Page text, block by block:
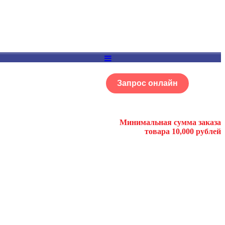
Запрос онлайн
Минимальная сумма заказа
товара 10,000 рублей